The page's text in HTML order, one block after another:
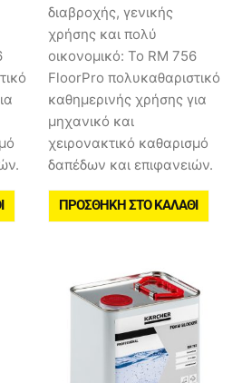
διαβροχής, γενικής
χρήσης και πολύ
οικονομικό: Το RM 756
FloorPro πολυκαθαριστικό
καθημερινής χρήσης για
μηχανικό και
χειρονακτικό καθαρισμό
δαπέδων και επιφανειών.
ΠΡΟΣΘΉΚΗ ΣΤΟ ΚΑΛΆΘΙ